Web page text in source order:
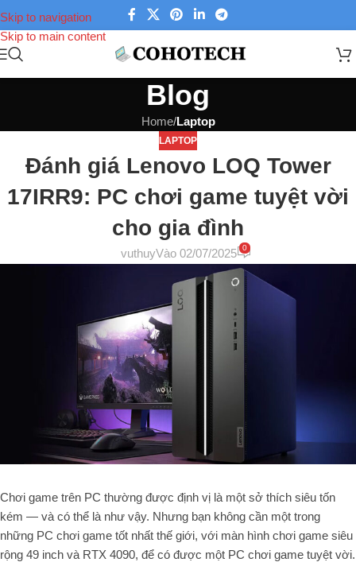
Skip to navigation
Skip to main content
Blog
Home/Laptop
LAPTOP
Đánh giá Lenovo LOQ Tower
17IRR9: PC chơi game tuyệt vời
cho gia đình
vuthuyVào 02/07/2025 0
Chơi game trên PC thường được định vị là một sở thích siêu tốn
kém — và có thể là như vậy. Nhưng bạn không cần một trong
những PC chơi game tốt nhất thế giới, với màn hình chơi game siêu
rộng 49 inch và RTX 4090, để có được một PC chơi game tuyệt vời.